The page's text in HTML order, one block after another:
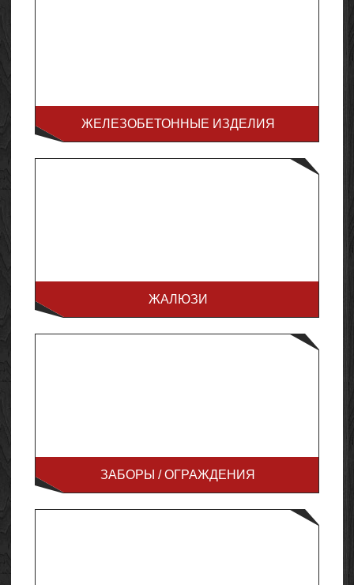
ЖЕЛЕЗОБЕТОННЫЕ ИЗДЕЛИЯ
ЖАЛЮЗИ
ЗАБОРЫ / ОГРАЖДЕНИЯ